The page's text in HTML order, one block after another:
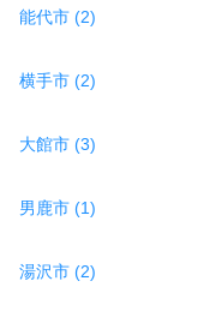
能代市 (2)
横手市 (2)
大館市 (3)
男鹿市 (1)
湯沢市 (2)